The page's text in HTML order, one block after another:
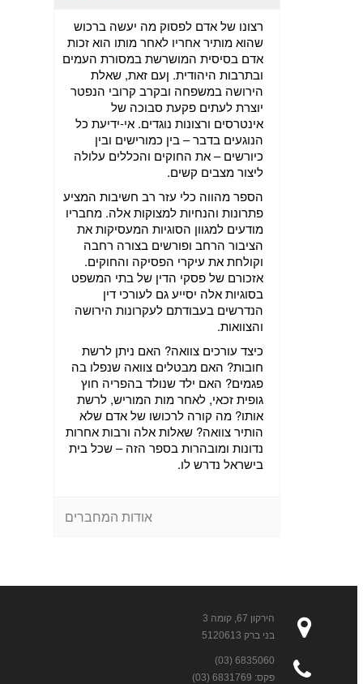
רצונו של אדם לפסוק מה יעשה ברכוש
שהוא מותיר אחריו לאחר מותו הוא זכות
אדם בסיסית המושרשת במסורת העמים
ובתרבות היהודית. ןעם זאת, שאלת
הירושה במשפחה ובקרב קרובי הנפטר
יוצרת לעתים פקעת סבוכה של
אינטרסים ורצונות נוגדים. אי-ידיעת כל
הנוגעים בדבר – בין כמורישים ובין
כיורשים – את החוקים והכללים עלולה
ליצור מצבים קשים.
הספר מהווה כלי עזר רב חשיבות המציע
פתרונות והנחיות למצוקות אלה. מחבריו
מודעים למגוון הסוגיות המעסיקות את
הציבור הרחב ופורשים בצורה רחבה
וקולחת את עיקרי הפסיקה והחוקים.
אזכורם של פסקי הדין של בתי המשפט
בסוגיות אלה יסייע גם לעורכי דין
הנדרשים בעבודתם לעקרונות הירושה
והצוואות.
כיצד עורכים צוואה? האם ניתן לרשת
חובות? האם מבטלים צוואה שנפלו בה
פגמים? האם ילד שנולד בהפריה חוץ
גופית זכאי, לאחר מות המוריש, לרשת
אותו? מה קורה לרכושו של אדם שלא
הותיר צוואה? שאלות אלה ורבות אחרות
נדונות ומובהרות בספר הזה – שכל בית
בישראל נדרש לו.
אודות המחברים
הירקון 67, קומה 3
בני ברק 5120613
6835060 (03)
פקס: 6831769 (03)